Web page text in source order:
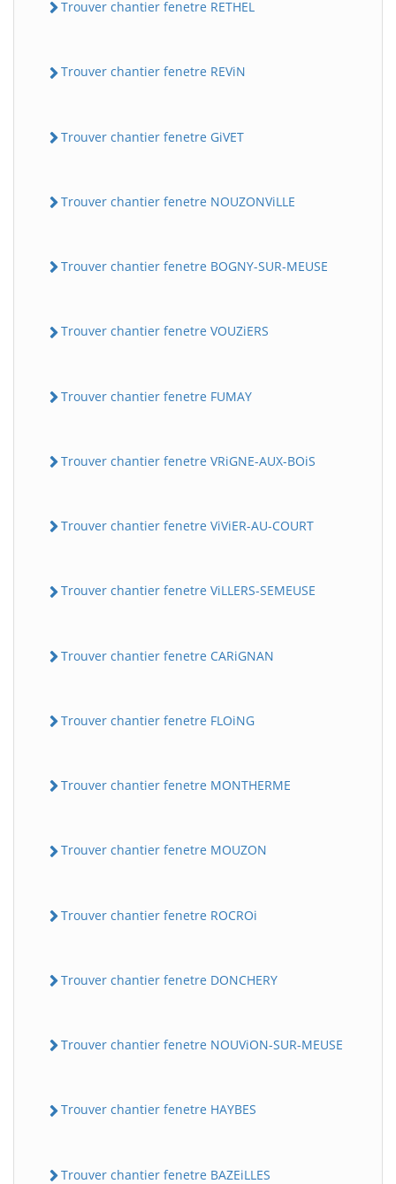
Trouver chantier fenetre RETHEL
Trouver chantier fenetre REViN
Trouver chantier fenetre GiVET
Trouver chantier fenetre NOUZONViLLE
Trouver chantier fenetre BOGNY-SUR-MEUSE
Trouver chantier fenetre VOUZiERS
Trouver chantier fenetre FUMAY
Trouver chantier fenetre VRiGNE-AUX-BOiS
Trouver chantier fenetre ViViER-AU-COURT
Trouver chantier fenetre ViLLERS-SEMEUSE
Trouver chantier fenetre CARiGNAN
Trouver chantier fenetre FLOiNG
Trouver chantier fenetre MONTHERME
Trouver chantier fenetre MOUZON
Trouver chantier fenetre ROCROi
Trouver chantier fenetre DONCHERY
Trouver chantier fenetre NOUViON-SUR-MEUSE
Trouver chantier fenetre HAYBES
Trouver chantier fenetre BAZEiLLES